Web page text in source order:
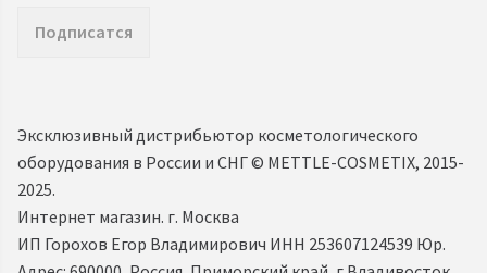
Подписатся
Эксклюзивный дистрибьютор косметологического
оборудования в России и СНГ ©️ METTLE-COSMETIX, 2015-
2025.
Интернет магазин. г. Москва
ИП Горохов Егор Владимирович ИНН 253607124539 Юр.